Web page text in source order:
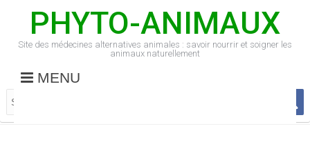
PHYTO-ANIMAUX
Site des médecines alternatives animales : savoir nourrir et soigner les
animaux naturellement
MENU